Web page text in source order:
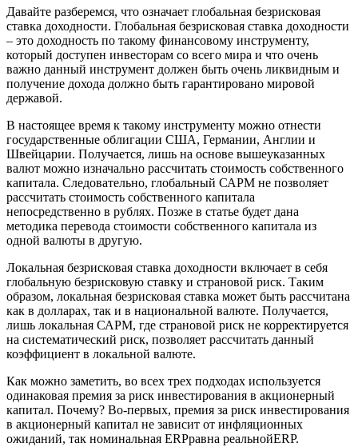
Давайте разберемся, что означает глобальная безрисковая
ставка доходности. Глобальная безрисковая ставка доходности
– это доходность по такому финансовому инструменту,
который доступен инвесторам со всего мира и что очень
важно данный инструмент должен быть очень ликвидным и
получение дохода должно быть гарантировано мировой
державой.
В настоящее время к такому инструменту можно отнести
государственные облигации США, Германии, Англии и
Швейцарии. Получается, лишь на основе вышеуказанных
валют можно изначально рассчитать стоимость собственного
капитала. Следовательно, глобальный САРМ не позволяет
рассчитать стоимость собственного капитала
непосредственно в рублях. Позже в статье будет дана
методика перевода стоимости собственного капитала из
одной валюты в другую.
Локальная безрисковая ставка доходности включает в себя
глобальную безрисковую ставку и страновой риск. Таким
образом, локальная безрисковая ставка может быть рассчитана
как в долларах, так и в национальной валюте. Получается,
лишь локальная САРМ, где страновой риск не корректируется
на систематический риск, позволяет рассчитать данный
коэффициент в локальной валюте.
Как можно заметить, во всех трех подходах используется
одинаковая премия за риск инвестирования в акционерный
капитал. Почему? Во-первых, премия за риск инвестирования
в акционерный капитал не зависит от инфляционных
ожиданий, так номинальная ERPравна реальнойERP.